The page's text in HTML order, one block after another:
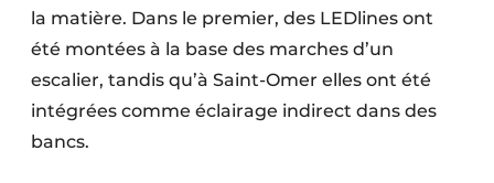
la matière. Dans le premier, des LEDlines ont
été montées à la base des marches d’un
escalier, tandis qu’à Saint-Omer elles ont été
intégrées comme éclairage indirect dans des
bancs.